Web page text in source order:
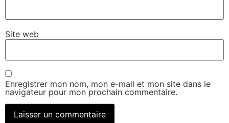
Site web
Enregistrer mon nom, mon e-mail et mon site dans le
navigateur pour mon prochain commentaire.